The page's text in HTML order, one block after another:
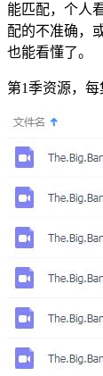
能匹配，个人
配的不准确，
也能看懂了。
第1季资源，每